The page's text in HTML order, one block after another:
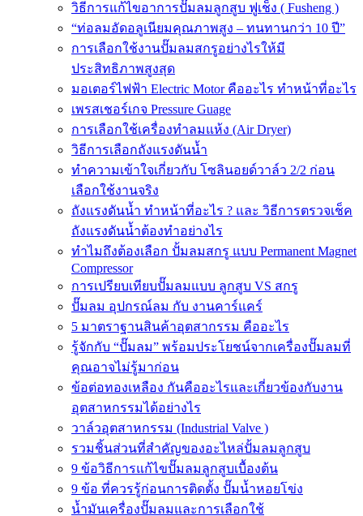
วิธีการแก้ไขอาการปั๊มลมลูกสูบ ฟูเช็ง ( Fusheng )
“ท่อลมอัดอลูเนียมคุณภาพสูง – ทนทานกว่า 10 ปี”
การเลือกใช้งานปั๊มลมสกรูอย่างไรให้มี
ประสิทธิภาพสูงสุด
มอเตอร์ไฟฟ้า Electric Motor คืออะไร ทำหน้าที่อะไร
เพรสเชอร์เกจ Pressure Guage
การเลือกใช้เครื่องทำลมแห้ง (Air Dryer)
วิธีการเลือกถังแรงดันน้ำ
ทำความเข้าใจเกี่ยวกับ โซลินอยด์วาล์ว 2/2 ก่อน
เลือกใช้งานจริง
ถังแรงดันน้ำ ทำหน้าที่อะไร ? และ วิธีการตรวจเช็ค
ถังแรงดันน้ำต้องทำอย่างไร
ทำไมถึงต้องเลือก ปั้มลมสกรู แบบ Permanent Magnet
Compressor
การเปรียบเทียบปั๊มลมแบบ ลูกสูบ VS สกรู
ปั๊มลม อุปกรณ์ลม กับ งานคาร์แคร์
5 มาตราฐานสินค้าอุตสากรรม คืออะไร
รู้จักกับ “ปั๊มลม” พร้อมประโยชน์จากเครื่องปั๊มลมที่
คุณอาจไม่รู้มาก่อน
ข้อต่อทองเหลือง กันคืออะไรและเกี่ยวข้องกับงาน
อุตสาหกรรมได้อย่างไร
วาล์วอุตสาหกรรม (Industrial Valve )
รวมชิ้นส่วนที่สำคัญของอะไหล่ปั้มลมลูกสูบ
9 ข้อวิธีการแก้ไขปั๊มลมลูกสูบเบื้องต้น
9 ข้อ ที่ควรรู้ก่อนการติดตั้ง ปั๊มน้ำหอยโข่ง
น้ำมันเครื่องปั๊มลมและการเลือกใช้